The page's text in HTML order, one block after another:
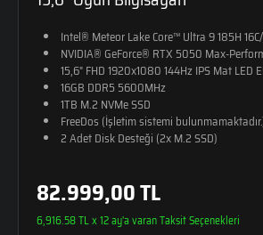
Intel® Meteor Lake Core™ Ultra 9 185H
NVIDIA® GeForce® RTX 5050 Max-
15,6" FHD 1920x1080 144Hz IPS Mat LED
16GB DDR5 5600MHz
1TB M.2 NVMe SSD
FreeDos (İşletim sistemi
2 Adet Disk Desteği (2x M.2 SSD)
2,25kg Ağırlık
Monster Sırt Çantası Hediye
82.999,00 TL
6,916.58 TL x 12 ay'a varan Taksit Seçenekleri